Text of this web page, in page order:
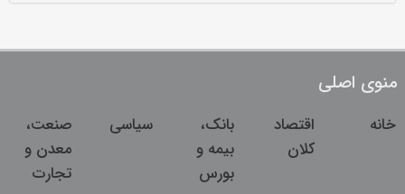
منوی اصلی
خانه
اقتصاد
کلان
بانک،
بیمه و
بورس
سیاسی
صنعت،
معدن و
تجارت